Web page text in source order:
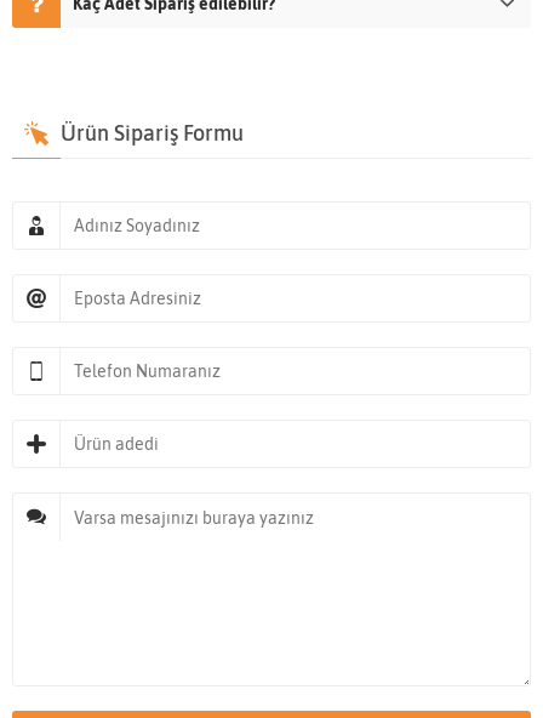
Kaç Adet Sipariş edilebilir?
Ürün Sipariş Formu